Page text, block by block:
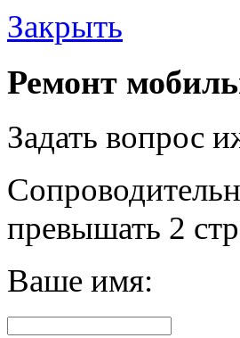
Закрыть
Ремонт
Задать вопрос
превышать 2
Ваше имя: